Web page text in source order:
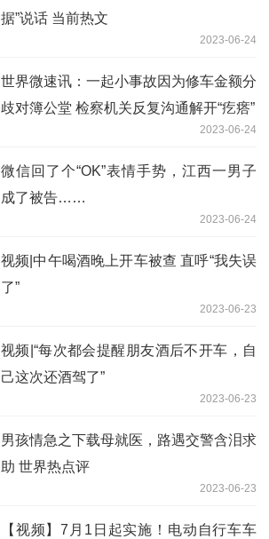
据”说话 当前热文
2023-06-24
世界微速讯：一起小事故因为修车金额分
歧对簿公堂 检察机关反复沟通解开“疙瘩”
2023-06-24
微信回了个“OK”表情手势，江西一男子
成了被告……
2023-06-24
视频|中午喝酒晚上开车被查 直呼“我失误
了”
2023-06-23
视频|“每次都会提醒朋友酒后不开车，自
己这次还酒驾了”
2023-06-23
男孩情急之下载母就医，路遇交警含泪求
助 世界热点评
2023-06-23
【视频】7月1日起实施！电动自行车车